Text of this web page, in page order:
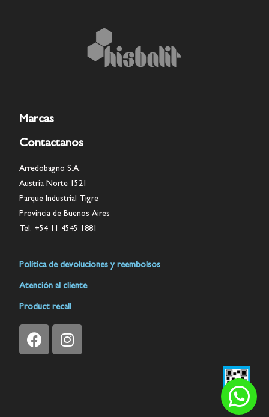
Marcas
Contactanos
Arredobagno S.A.
Austria Norte 1521
Parque Industrial Tigre
Provincia de Buenos Aires
Tel: +54 11 4545 1881
Política de devoluciones y reembolsos
Atención al cliente
Product recall